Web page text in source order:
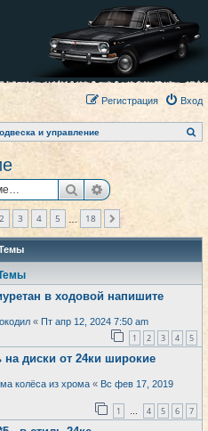
Вход
Регистрация
и управление
о
ПоискРасширенный
из
2 3 4 5 18 След.
в ходовой напишите
« Пт апр 12, 2024 7:50 am
1 2 3 4 5
диски от 24ки широкие
колёса из хрома « Вс фев 17, 2019
1 … 4 5 6 7